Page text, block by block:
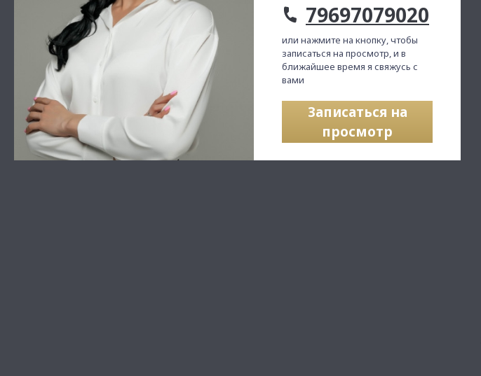
79697079020
или нажмите на кнопку, чтобы
записаться на просмотр, и в
ближайшее время я свяжусь с
вами
Записаться на
просмотр